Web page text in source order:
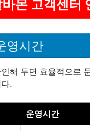
몬 고객센터
영시간
해 두면 효율적으로
.
운영시간